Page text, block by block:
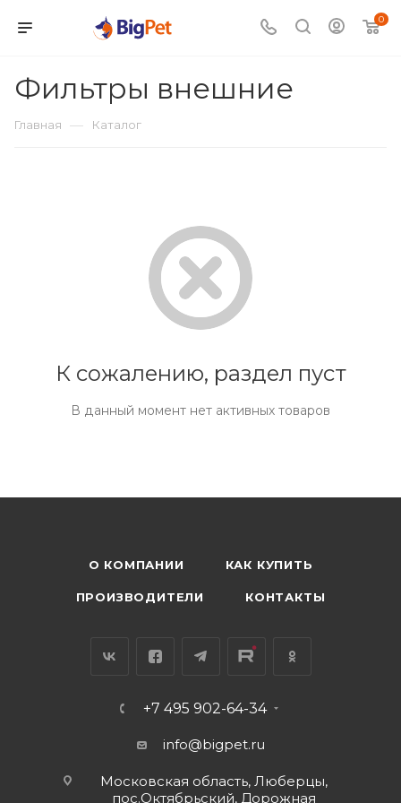
0
Фильтры внешние
Главная — Каталог
К сожалению, раздел пуст
В данный момент нет активных товаров
О КОМПАНИИ КАК КУПИТЬ
ПРОИЗВОДИТЕЛИ КОНТАКТЫ
+7 495 902-64-34
info@bigpet.ru
Московская область, Люберцы,
пос.Октябрьский, Дорожная